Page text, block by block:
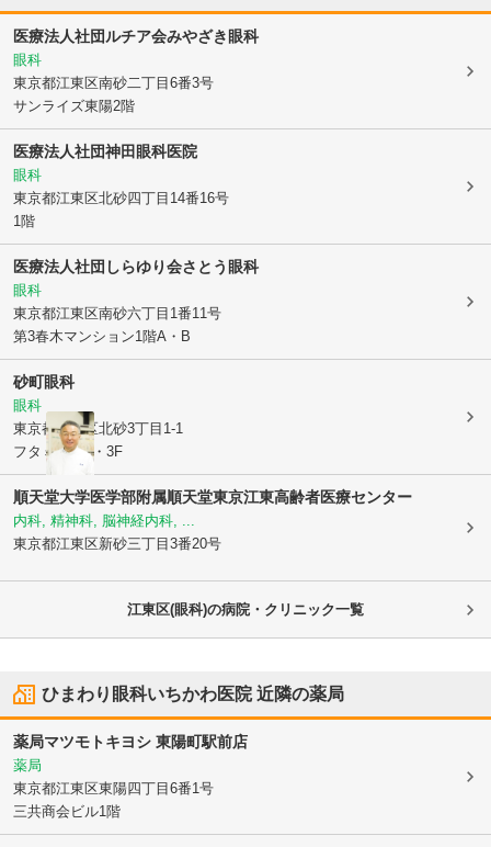
医療法人社団ルチア会みやざき眼科
眼科
東京都江東区南砂二丁目6番3号
サンライズ東陽2階
医療法人社団神田眼科医院
眼科
東京都江東区北砂四丁目14番16号
1階
医療法人社団しらゆり会さとう眼科
眼科
東京都江東区南砂六丁目1番11号
第3春木マンション1階A・B
砂町眼科
眼科
東京都江東区北砂3丁目1-1
フタミビル2・3F
順天堂大学医学部附属順天堂東京江東高齢者医療センター
内科, 精神科, 脳神経内科, ...
東京都江東区新砂三丁目3番20号
江東区(眼科)の病院・クリニック一覧
ひまわり眼科いちかわ医院近隣の薬局
薬局マツモトキヨシ 東陽町駅前店
薬局
東京都江東区東陽四丁目6番1号
三共商会ビル1階